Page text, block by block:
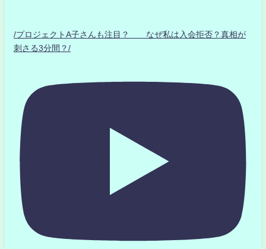
/プロジェクトA子さんも注目？ なぜ私は入会拒否？真相が
刺さる3分間？/